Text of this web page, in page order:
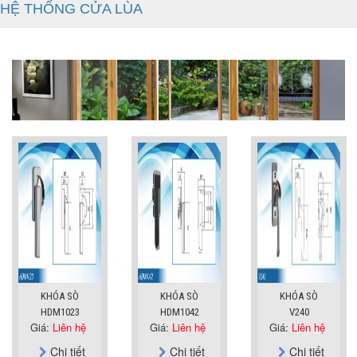
HỆ THỐNG CỬA LÙA
KHÓA SÒ
HDM1023
Giá: Liên hệ
Chi tiết
KHÓA SÒ
HDM1042
Giá: Liên hệ
Chi tiết
KHÓA SÒ
V240
Giá: Liên hệ
Chi tiết